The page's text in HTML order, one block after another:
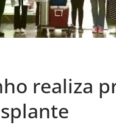
realiza